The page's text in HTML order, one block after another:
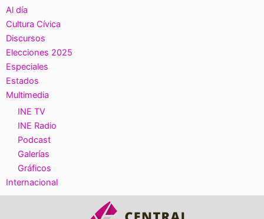
Al día
Cultura Cívica
Discursos
Elecciones 2025
Especiales
Estados
Multimedia
INE TV
INE Radio
Podcast
Galerías
Gráficos
Internacional